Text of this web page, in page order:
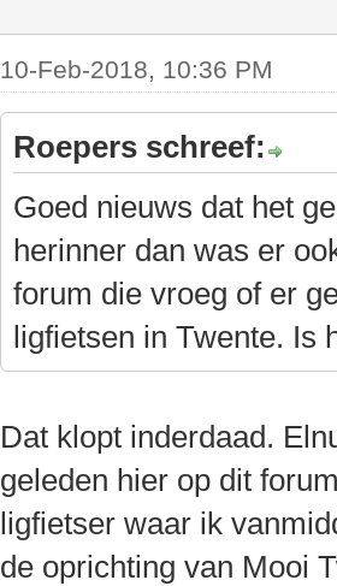
10-Feb-2018, 10:36 PM
Roepers schreef:
Goed nieuws dat het
herinner dan was er
forum die vroeg of er
ligfietsen in Twente. Is
Dat klopt inderdaad.
geleden hier op dit
ligfietser waar ik
de oprichting van Mooi